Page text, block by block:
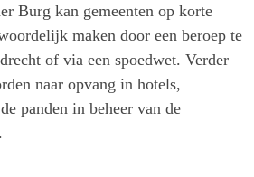
Burg kan gemeenten op korte
maken door een beroep te
of via een spoedwet. Verder
naar opvang in hotels,
panden in beheer van de